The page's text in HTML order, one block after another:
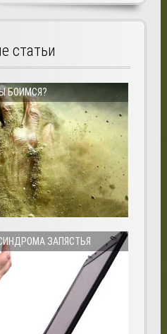
статьи
БОИМСЯ?
ЗАПЯСТЬЯ